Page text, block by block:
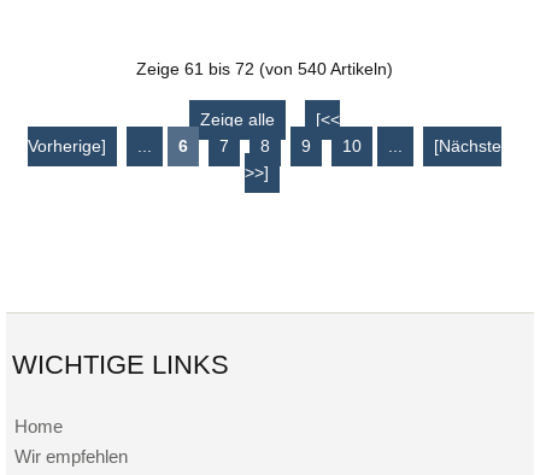
Zeige61 bis72 (von540 Artikeln)
Zeige alle
[<<
Vorherige]
... 6 7 8 9 10 ...
[Nächste
>>]
WICHTIGE LINKS
Home
Wir empfehlen